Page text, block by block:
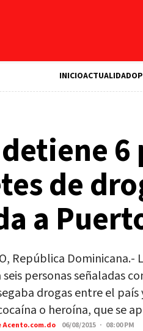
INICIOACTUALIDAD
detiene
de
a
República
seis personas señaladas
drogas entre el
o heroína, que se
Acento.com.do 06/08/2015 · 08:00 PM